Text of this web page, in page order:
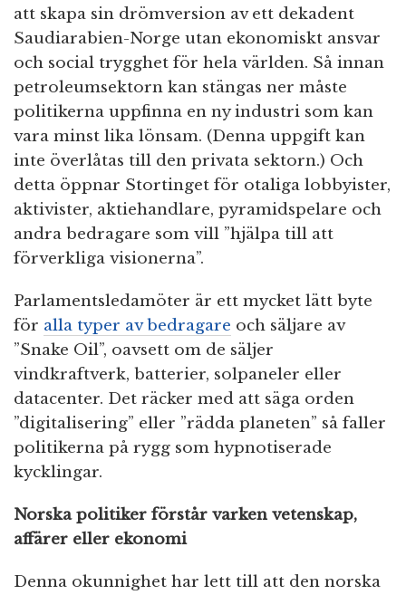
att skapa sin drömversion av ett dekadent
Saudiarabien-Norge utan ekonomiskt ansvar
och social trygghet för hela världen. Så innan
petroleumsektorn kan stängas ner måste
politikerna uppfinna en ny industri som kan
vara minst lika lönsam. (Denna uppgift kan
inte överlåtas till den privata sektorn.) Och
detta öppnar Stortinget för otaliga lobbyister,
aktivister, aktiehandlare, pyramidspelare och
andra bedragare som vill ”hjälpa till att
förverkliga visionerna”.
Parlamentsledamöter är ett mycket lätt byte
för alla typer av bedragare och säljare av
”Snake Oil”, oavsett om de säljer
vindkraftverk, batterier, solpaneler eller
datacenter. Det räcker med att säga orden
”digitalisering” eller ”rädda planeten” så faller
politikerna på rygg som hypnotiserade
kycklingar.
Norska politiker förstår varken vetenskap,
affärer eller ekonomi
Denna okunnighet har lett till att den norska